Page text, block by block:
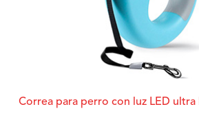
Correa para perro con luz LED